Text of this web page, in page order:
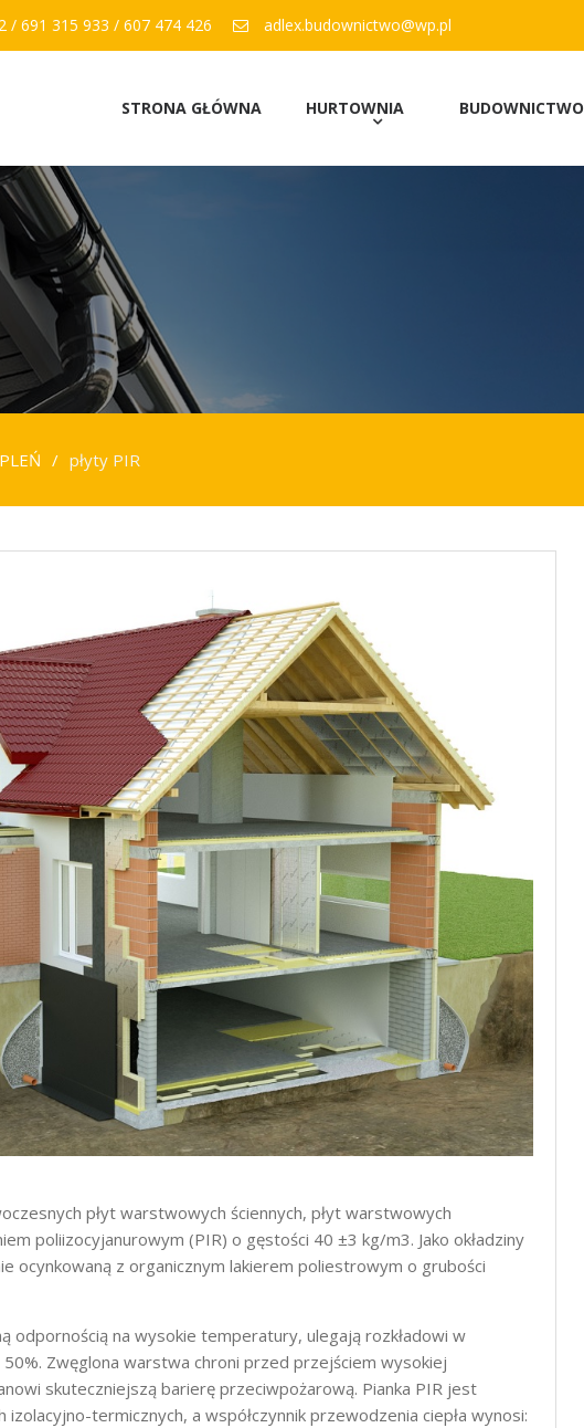
/ 691 315 933 / 607 474 426 adlex.budownictwo@wp.pl
STRONA GŁÓWNA HURTOWNIA BUDOWNICTWO
płyty PIR
płyt warstwowych ściennych, płyt warstwowych
poliizocyjanurowym (PIR) o gęstości 40 ±3 kg/m3. Jako okładziny
ocynkowaną z organicznym lakierem poliestrowym o grubości
odpornością na wysokie temperatury, ulegają rozkładowi w
Zwęglona warstwa chroni przed przejściem wysokiej
skuteczniejszą barierę przeciwpożarową. Pianka PIR jest
izolacyjno-termicznych, a współczynnik przewodzenia ciepła wynosi: